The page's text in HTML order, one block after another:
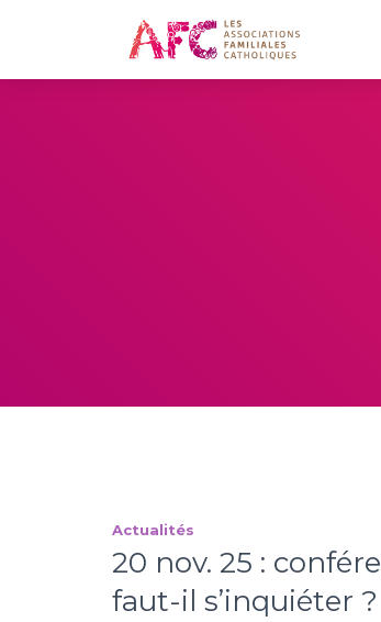
Actualités
20 nov. 25 :
faut-il s’inquiéter